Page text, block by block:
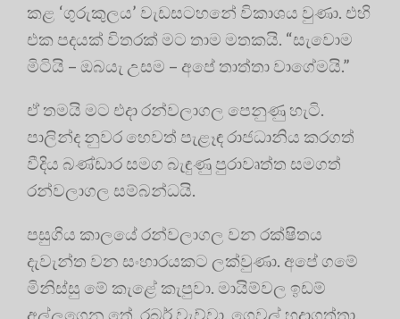
කළ ‘ගුරුකුලය’ වැඩසටහනේ විකාශය වුණා. එහි
එක පදයක් විතරක් මට තාම මතකයි. “සැවොම
මිටියි – ඔබයැ උසම – අපේ තාත්තා වාගේමයි.”
ඒ තමයි මට එදා රන්වලාගල පෙනුණු හැටි.
පාලින්ද නුවර හෙවත් පැළෑඳ රාජධානිය කරගත්
වීදිය බණ්ඩාර සමග බැඳුණු පුරාවෘත්ත සමගත්
රන්වලාගල සම්බන්ධයි.
පසුගිය කාලයේ රන්වලාගල වන රක්ෂිතය
දැවැන්ත වන සංහාරයකට ලක්වුණා. අපේ ගමේ
මිනිස්සු මේ කැළේ කැපුවා. මායිම්වල ඉඩම්
අල්ලගෙන තේ, රබර් වැව්වා. ගෙවල් හදාගත්තා.